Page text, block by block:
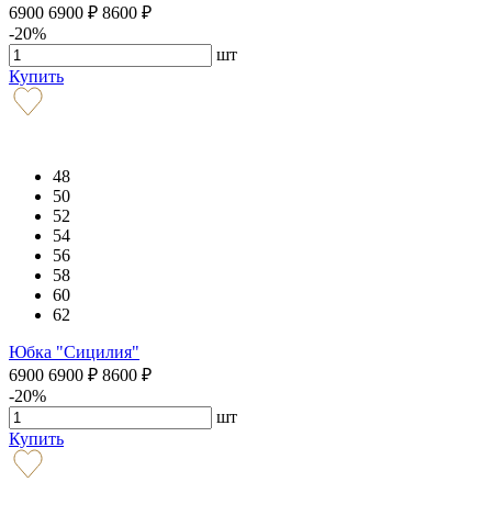
6900 6900 ₽ 8600 ₽
-20%
шт
Купить
48
50
52
54
56
58
60
62
Юбка "Сицилия"
6900 6900 ₽ 8600 ₽
-20%
шт
Купить